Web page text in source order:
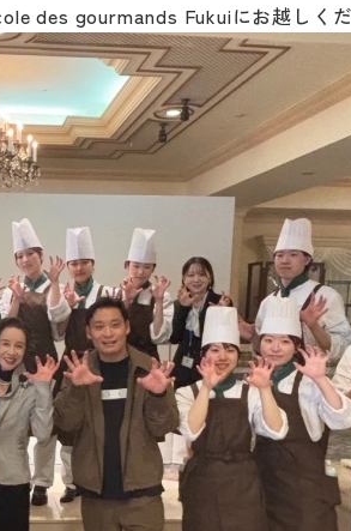
des gourmands Fukuiにお越しくだ